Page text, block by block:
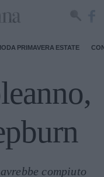
PRIMAVERA ESTATE
compiuto